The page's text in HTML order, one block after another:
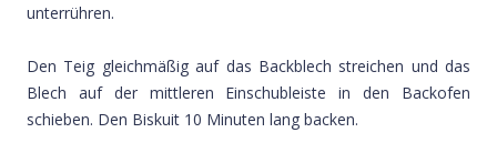
unterrühren.
Den Teig gleichmäßig auf das Backblech streichen und das
Blech auf der mittleren Einschubleiste in den Backofen
schieben. Den Biskuit 10 Minuten lang backen.